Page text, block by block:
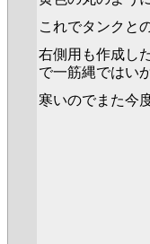
これでタンクと
右側用も作成し
で一筋縄ではい
寒いのでまた今度